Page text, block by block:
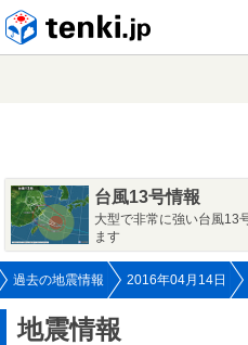
台風13号情報
大型で非常に強い台風13
ます
過去の地震情報 2016年04月14日
地震情報